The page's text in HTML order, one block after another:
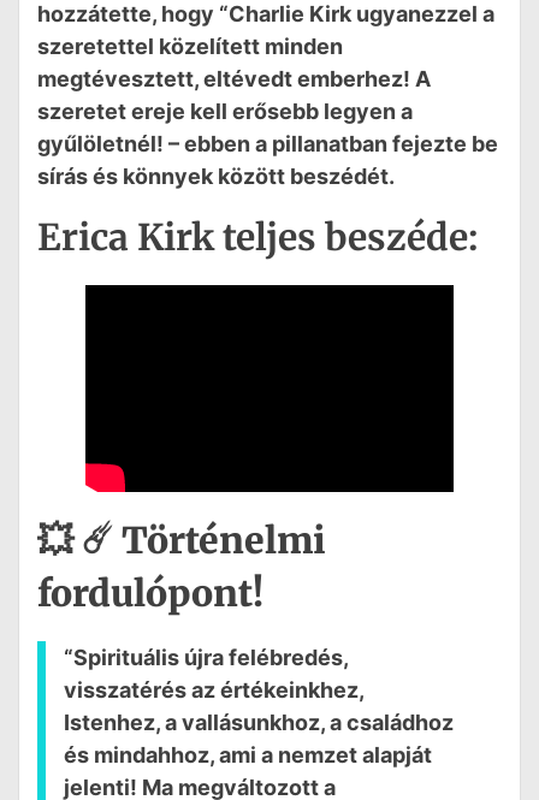
hozzátette, hogy “Charlie Kirk ugyanezzel a
szeretettel közelített minden
megtévesztett, eltévedt emberhez! A
szeretet ereje kell erősebb legyen a
gyűlöletnél! – ebben a pillanatban fejezte be
sírás és könnyek között beszédét.
Erica Kirk teljes beszéde:
💥 ☄️ Történelmi
fordulópont!
“Spirituális újra felébredés,
visszatérés az értékeinkhez,
Istenhez, a vallásunkhoz, a családhoz
és mindahhoz, ami a nemzet alapját
jelenti! Ma megváltozott a